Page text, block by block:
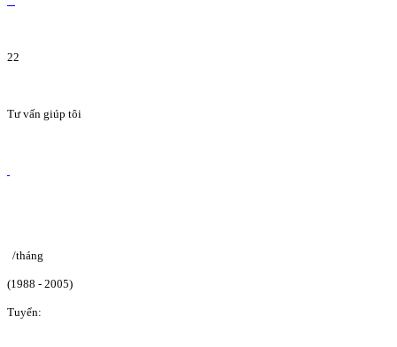
22
Tư vấn giúp tôi
/tháng
(1988 - 2005)
Tuyển: